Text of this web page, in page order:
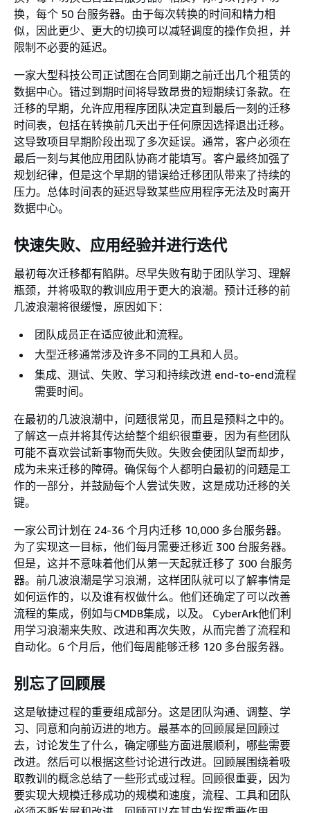
换，每个 50 台服务器。由于每次转换的时间和精力相
似，因此更少、更大的切换可以减轻调度的操作负担，并
限制不必要的延迟。
一家大型科技公司正试图在合同到期之前迁出几个租赁的
数据中心。错过到期时间将导致昂贵的短期续订条款。在
迁移的早期，允许应用程序团队决定直到最后一刻的迁移
时间表，包括在转换前几天出于任何原因选择退出迁移。
这导致项目早期阶段出现了多次延误。通常，客户必须在
最后一刻与其他应用团队协商才能填写。客户最终加强了
规划纪律，但是这个早期的错误给迁移团队带来了持续的
压力。总体时间表的延迟导致某些应用程序无法及时离开
数据中心。
快速失败、应用经验并进行迭代
最初每次迁移都有陷阱。尽早失败有助于团队学习、理解
瓶颈，并将吸取的教训应用于更大的浪潮。预计迁移的前
几波浪潮将很缓慢，原因如下：
团队成员正在适应彼此和流程。
大型迁移通常涉及许多不同的工具和人员。
集成、测试、失败、学习和持续改进 end-to-end流程
需要时间。
在最初的几波浪潮中，问题很常见，而且是预料之中的。
了解这一点并将其传达给整个组织很重要，因为有些团队
可能不喜欢尝试新事物而失败。失败会使团队望而却步，
成为未来迁移的障碍。确保每个人都明白最初的问题是工
作的一部分，并鼓励每个人尝试失败，这是成功迁移的关
键。
一家公司计划在 24-36 个月内迁移 10,000 多台服务器。
为了实现这一目标，他们每月需要迁移近 300 台服务器。
但是，这并不意味着他们从第一天起就迁移了 300 台服务
器。前几波浪潮是学习浪潮，这样团队就可以了解事情是
如何运作的，以及谁有权做什么。他们还确定了可以改善
流程的集成，例如与CMDB集成，以及。 CyberArk他们利
用学习浪潮来失败、改进和再次失败，从而完善了流程和
自动化。6 个月后，他们每周能够迁移 120 多台服务器。
别忘了回顾展
这是敏捷过程的重要组成部分。这是团队沟通、调整、学
习、同意和向前迈进的地方。最基本的回顾展是回顾过
去，讨论发生了什么，确定哪些方面进展顺利，哪些需要
改进。然后可以根据这些讨论进行改进。回顾展围绕着吸
取教训的概念总结了一些形式或过程。回顾很重要，因为
要实现大规模迁移成功的规模和速度，流程、工具和团队